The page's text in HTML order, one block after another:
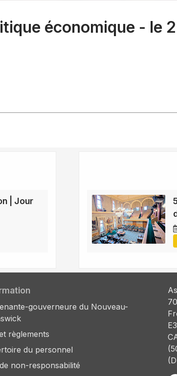
économique - le
| Jour
gouverneure du Nouveau-
règlements
du personnel
non-responsabilité